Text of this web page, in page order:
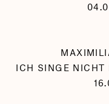
ICH SINGE NICHT